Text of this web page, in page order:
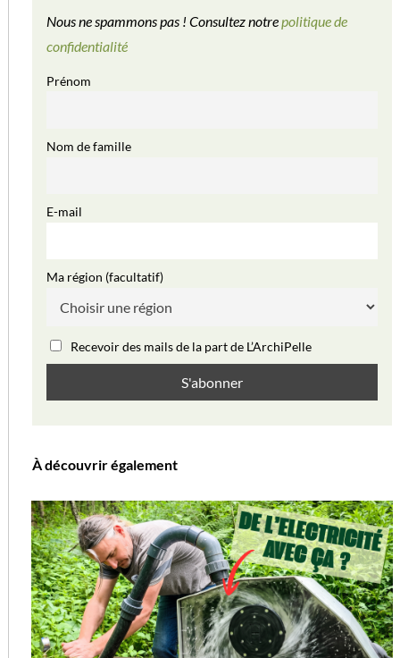
Nous ne spammons pas ! Consultez notrepolitique de
confidentialité
Prénom
Nom de famille
E-mail
Ma région (facultatif)
Recevoir des mails de la part de L’ArchiPelle
À découvrir également